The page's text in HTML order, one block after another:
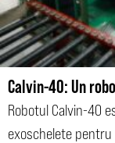
Calvin-40: Un
Robotul Calvin-40
exoschelete